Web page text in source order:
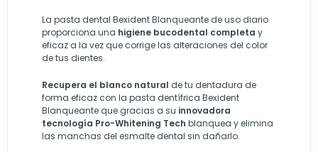
La pasta dental Bexident Blanqueante de uso diario
proporciona una higiene bucodental completa y
eficaz a la vez que corrige las alteraciones del color
de tus dientes.
Recupera el blanco natural de tu dentadura de
forma eficaz con la pasta dentífrica Bexident
Blanqueante que gracias a su innovadora
tecnología Pro-Whitening Tech blanquea y elimina
las manchas del esmalte dental sin dañarlo.